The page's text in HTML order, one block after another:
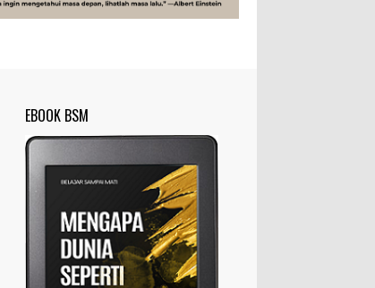
penutup untuk dua catatan saya
adalah istilah yang digunakan untuk
menyebut zat-zat yang tidak diinginkan,
dalam suatu...
Apa yang Disebut Badan Golgi?
Ilustrasi/utakatikotak.com Badan Golgi
(disebut pula aparatus Golgi, kompleks
Golgi, atau diktiosom) adalah organel
denga...
EBOOK BSM